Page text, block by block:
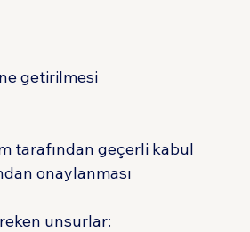
getirilmesi
tarafından geçerli kabul
onaylanması
unsurlar: